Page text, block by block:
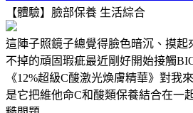
【體驗】臉部保養 生活綜合
這陣子照鏡子總覺得臉色暗沉、摸起
不掉的頑固瑕疵最近剛好開始接觸
《12%超級C酸激光煥膚精華》對我
是它把維他命C和酸類保養結合在一